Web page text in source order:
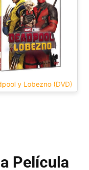
y Lobezno (DVD)
Película